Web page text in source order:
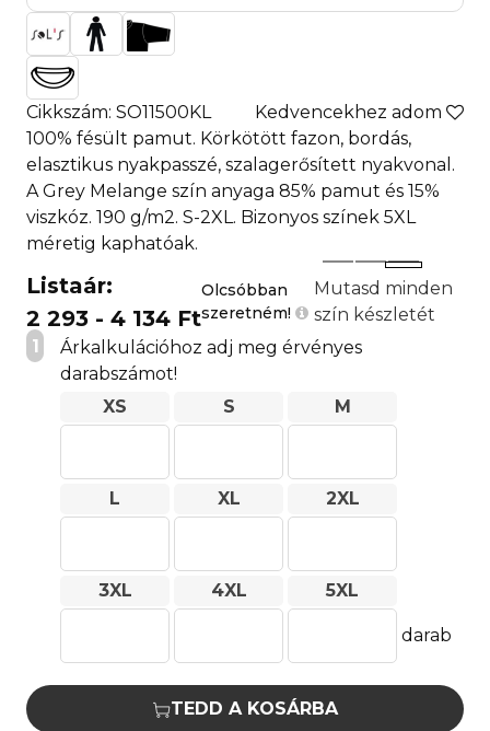
Cikkszám: SO11500KL
Kedvencekhez adom
100% fésült pamut. Körkötött fazon, bordás,
elasztikus nyakpasszé, szalagerősített nyakvonal.
A Grey Melange szín anyaga 85% pamut és 15%
viszkóz. 190 g/m2. S-2XL. Bizonyos színek 5XL
méretig kaphatóak.
Listaár:
2 293 - 4 134 Ft
Olcsóbban
szeretném!
Mutasd minden
szín készletét
1
Árkalkulációhoz adj meg érvényes
darabszámot!
XS
S M
L XL 2XL
3XL 4XL 5XL
darab
TEDD A KOSÁRBA